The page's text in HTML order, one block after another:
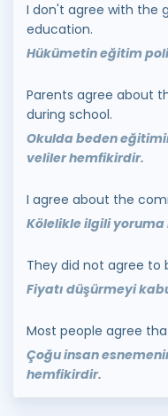
I don't agree with the
education.
Hükümetin eğitim
Parents agree about
during school.
Okulda beden
veliler hemfikirdir.
I agree about the
Kölelikle ilgili yoruma
They did not agree to
Fiyatı düşürmeyi
Most people agree
Çoğu insan
hemfikirdir.